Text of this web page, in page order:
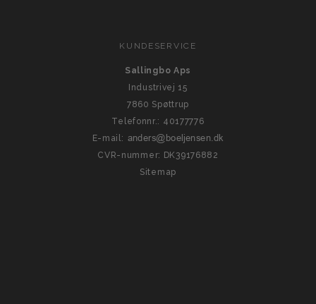
KUNDESERVICE
Sallingbo Aps
Industrivej 15
7860 Spøttrup
Telefonnr.: 40177776
E-mail:
CVR-nummer: DK39176882
Sitemap